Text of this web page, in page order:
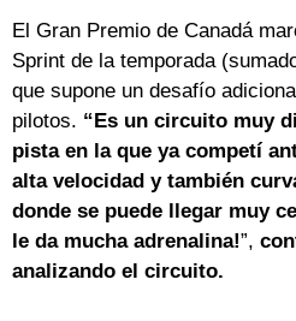
El Gran Premio de Canadá
Sprint de la temporada
que supone un desafío
pilotos. “Es un circuito muy
pista en la que ya competí
alta velocidad y también
donde se puede llegar muy
le da mucha adrenalina!”,
analizando el circuito.